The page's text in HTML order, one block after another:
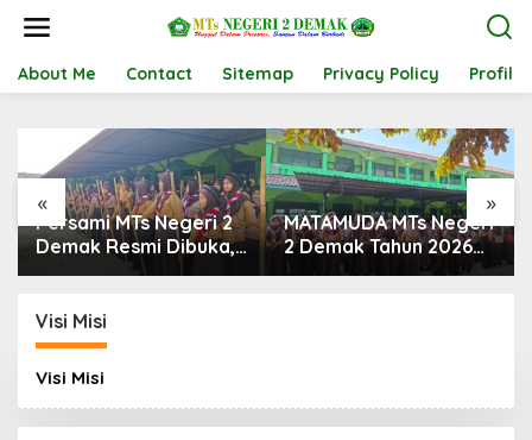
t
About Me Contact Sitemap Privacy Policy Profil
« »
Persami MTs Negeri 2
Demak Resmi Dibuka,
Wadah Pembentukan
Penggalang
MATAMUDA MTs Negeri
2 Demak Tahun 2026
Resmi Ditutup,
Berkarakter
Visi Misi
Visi Misi